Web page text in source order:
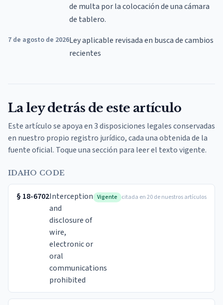
de multa por la colocación de una cámara
de tablero.
7 de agosto de 2026Ley aplicable revisada en busca de cambios
recientes
La ley detrás de este artículo
Este artículo se apoya en 3 disposiciones legales conservadas
en nuestro propio registro jurídico, cada una obtenida de la
fuente oficial. Toque una sección para leer el texto vigente.
IDAHO CODE
§ 18-6702Interception
and
disclosure of
wire,
electronic or
oral
communications
prohibited
Vigente citada en 20 de nuestros artículos